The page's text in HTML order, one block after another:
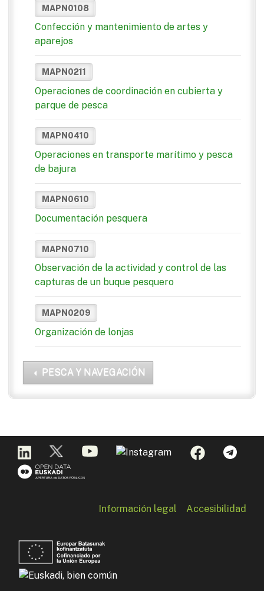
MAPN0108
Confección y mantenimiento de artes y
aparejos
MAPN0211
Operaciones de coordinación en cubierta y
parque de pesca
MAPN0410
Operaciones en transporte marítimo y pesca
de bajura
MAPN0610
Documentación pesquera
MAPN0710
Observación de la actividad y control de las
capturas de un buque pesquero
MAPN0209
Organización de lonjas
PESCA Y NAVEGACIÓN
Información legal Accesibilidad